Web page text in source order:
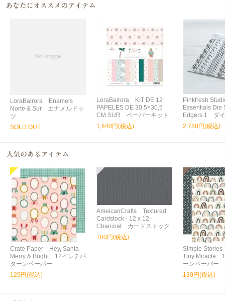
LoraBairora Enamels
Norte & Sur エナメルドッ
ツ
SOLD OUT
LoraBairora KIT DE 12
PAPELES DE 30,5×30,5
CM SUR ペーパーキット
1,640円(税込)
Pinkfresh
Essentials Die
Edgers 1 ダイ
2,780円(税込)
Crate Paper Hey, Santa
Merry & Bright 12インチパ
ターンペーパー
125円(税込)
AmeicanCrafts Textured
Cardstock - 12 x 12 -
Charcoal カードストック
100円(税込)
Simple
Tiny Miracle
ーンペーパー
130円(税込)